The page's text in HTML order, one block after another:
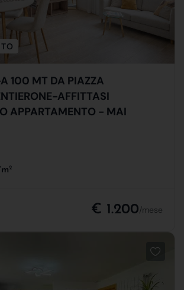
100 MT DA PIAZZA
AFFITTASI
APPARTAMENTO - MAI
2
€ 1.200/mese